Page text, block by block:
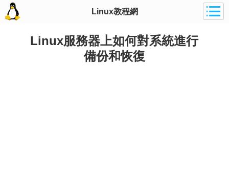
Linux教程網
Linux服務器上如何對系統進行
備份和恢復